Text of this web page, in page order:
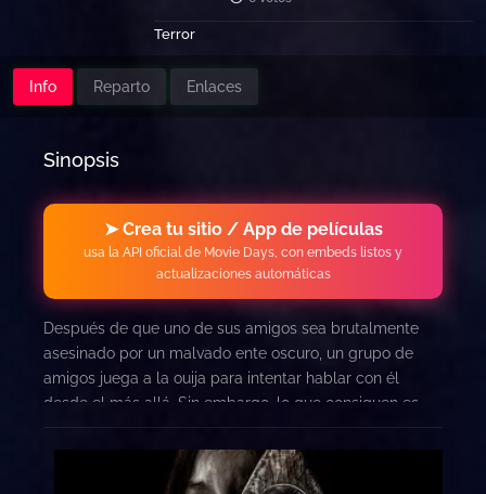
Terror
Info Reparto Enlaces
Sinopsis
➤ Crea tu sitio / App de películas
usa la API oficial de Movie Days, con embeds listos y
actualizaciones automáticas
Después de que uno de sus amigos sea brutalmente
asesinado por un malvado ente oscuro, un grupo de
amigos juega a la ouija para intentar hablar con él
desde el más allá. Sin embargo, lo que consiguen es
salvajes. Los chicos tendrán que hacer frente a sus
miedos más profundos e intentar acabar con ellos. Han